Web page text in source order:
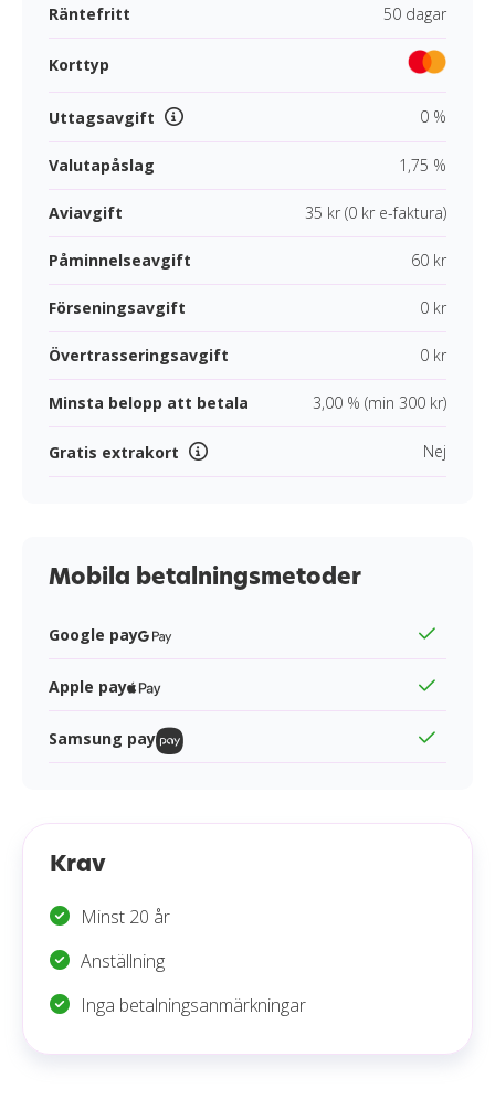
Räntefritt 50 dagar
Korttyp
Uttagsavgift 0 %
Valutapåslag 1,75 %
Aviavgift 35 kr (0 kr e-faktura)
Påminnelseavgift 60 kr
Förseningsavgift 0 kr
Övertrasseringsavgift 0 kr
Minsta belopp att betala 3,00 % (min 300 kr)
Gratis extrakort Nej
Mobila betalningsmetoder
Google pay
Apple pay
Samsung pay
Krav
Minst 20 år
Anställning
Inga betalningsanmärkningar